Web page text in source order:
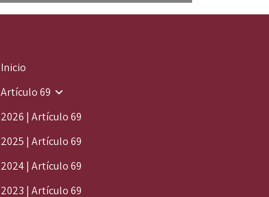
Inicio
Artículo 69
2026 | Artículo 69
2025 | Artículo 69
2024 | Artículo 69
2023 | Artículo 69